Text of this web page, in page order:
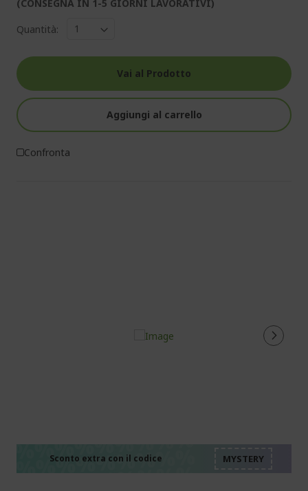
(CONSEGNA IN 1-5 GIORNI LAVORATIVI)
Quantità:
Vai al Prodotto
Aggiungi al carrello
Confronta
Sconto extra con il codice